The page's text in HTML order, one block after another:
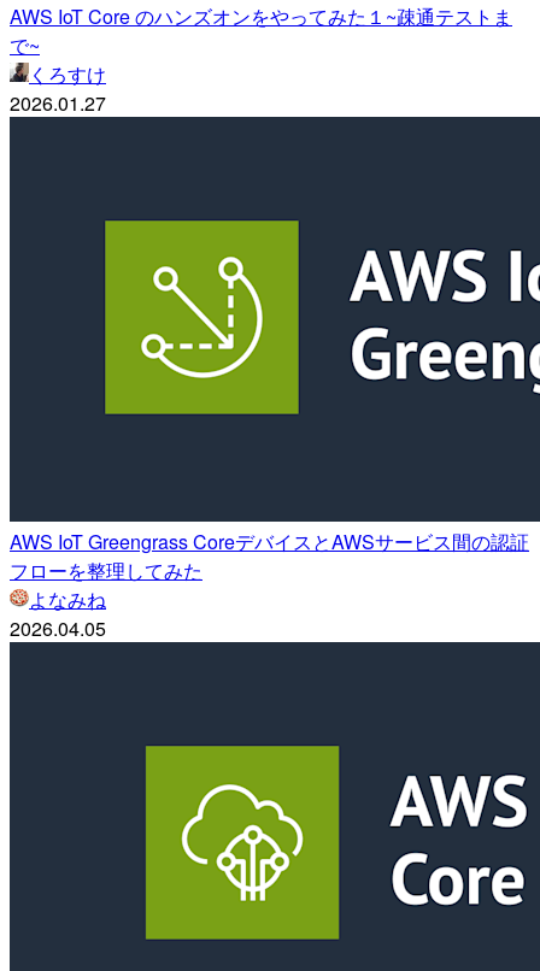
AWS IoT Core のハンズオンをやってみた１~疎通テストま
で~
くろすけ
2026.01.27
AWS IoT Greengrass CoreデバイスとAWSサービス間の認証
フローを整理してみた
よなみね
2026.04.05